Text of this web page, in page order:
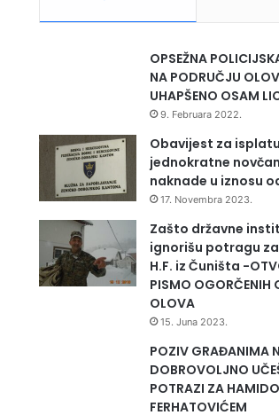
OPSEŽNA
NA PODRUČJU
UHAPŠENO OSAM
9. Februara 2022.
Obavijest za isplatu
jednokratne
naknade u iznosu
17. Novembra 2023.
Zašto državne
ignorišu potragu
H.F. iz Čuništa -
PISMO OGORČENIH
OLOVA
15. Juna 2023.
POZIV GRAĐANIMA
DOBROVOLJNO
POTRAZI ZA
FERHATOVIĆEM